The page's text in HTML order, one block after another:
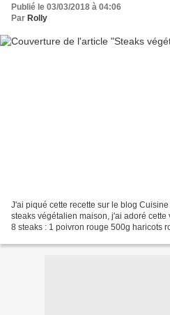
Publié le 03/03/2018 à 04:06
Par Rolly
J'ai piqué cette recette sur le blog
steaks végétalien maison, j'ai adoré
8 steaks : 1 poivron rouge 500g haricots